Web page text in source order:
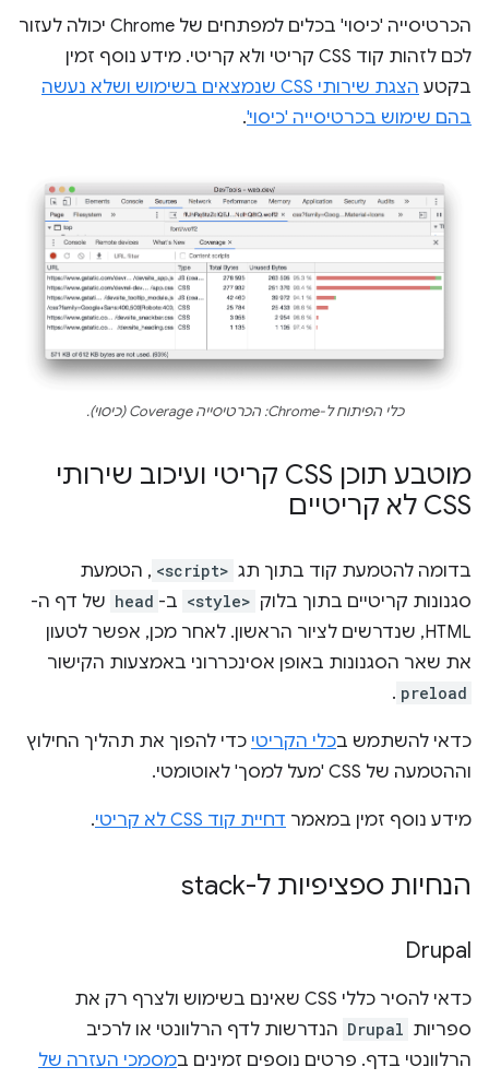
הכרטיסייה 'כיסוי' בכלים למפתחים של Chrome יכולה לעזור
לכם לזהות קוד CSS קריטי ולא קריטי. מידע נוסף זמין
בקטע
הצגת שירותי CSS שנמצאים בשימוש ושלא נעשה
בהם שימוש בכרטיסייה 'כיסוי'.
כלי הפיתוח ל-Chrome: הכרטיסייה Coverage (כיסוי).
מוטבע תוכן CSS קריטי ועיכוב שירותי
CSS לא קריטיים
בדומה להטמעת קוד בתוך תג <script> , הטמעת
סגנונות קריטיים בתוך בלוק <style> ב- head של דף ה-
HTML, שנדרשים לציור הראשון. לאחר מכן, אפשר לטעון
את שאר הסגנונות באופן אסינכררוני באמצעות הקישור
preload
.
כדאי להשתמש בכלי הקריטי כדי להפוך את תהליך החילוץ
וההטמעה של CSS 'מעל למסך' לאוטומטי.
מידע נוסף זמין במאמר דחיית קוד CSS לא קריטי .
הנחיות ספציפיות ל-stack
Drupal
כדאי להסיר כללי CSS שאינם בשימוש ולצרף רק את
ספריות Drupal הנדרשות לדף הרלוונטי או לרכיב
הרלוונטי בדף. פרטים נוספים זמינים במסמכי העזרה של